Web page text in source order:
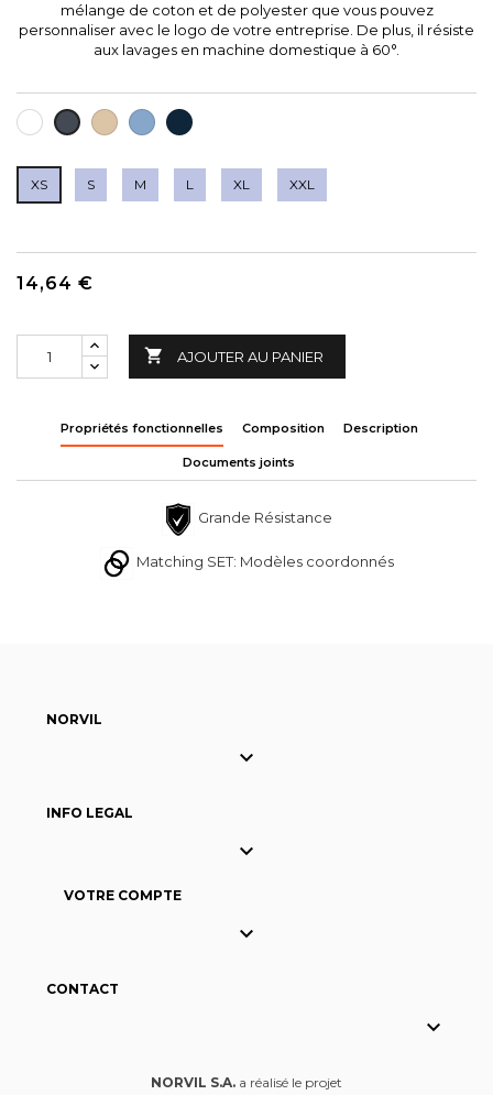
mélange de coton et de polyester que vous pouvez
personnaliser avec le logo de votre entreprise. De plus, il résiste
aux lavages en machine domestique à 60°.
BLANCNOIRBEIGE
CLAIR
BLEU
CIEL
BLEU
NAVY
XS S M L XL XXL
14,64 €
 AJOUTER AU PANIER
Propriétés fonctionnelles Composition Description
Documents joints
Grande Résistance
Matching SET: Modèles coordonnés
NORVIL

INFO LEGAL

VOTRE COMPTE

CONTACT

NORVIL S.A. a réalisé le projet